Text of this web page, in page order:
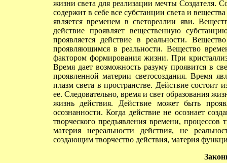
жизни света для реализации мечты Создателя.
содержит в себе все субстанции света и
является временем в светореалии яви.
действие проявляет вещественную
проявляется действие в реальности.
проявляющимся в реальности. Вещество
фактором формирования жизни. При
Время дает возможность разуму проявится в
проявленной материи светосоздания. Время
плазм света в пространстве. Действие состоит
ее. Следовательно, время и свет образования
жизнь действия. Действие может быть
осознанности. Когда действие не осознает
творческого предъявления времени, процессов
материя нереальности действия, не
создающим творчество действия, материя